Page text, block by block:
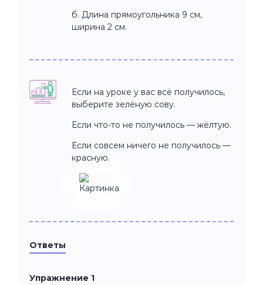
б. Длина прямоугольника 9 см,
ширина 2 см.
Если на уроке у вас всё получилось,
выберите зелёную сову.
Если что-то не получилось — жёлтую.
Если совсем ничего не получилось —
красную.
Ответы
Упражнение 1